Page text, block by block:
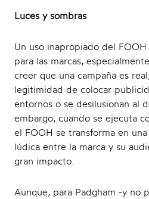
Luces y sombras
Un uso inapropiado del
para las marcas,
creer que una campaña es
legitimidad de colocar
entornos o se desilusionan al
embargo, cuando se ejecuta
el FOOH se transforma en
lúdica entre la marca y su
gran impacto.
Aunque, para Padgham -y no